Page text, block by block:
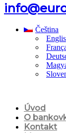
Čeština
Úvod
O
Kontakt